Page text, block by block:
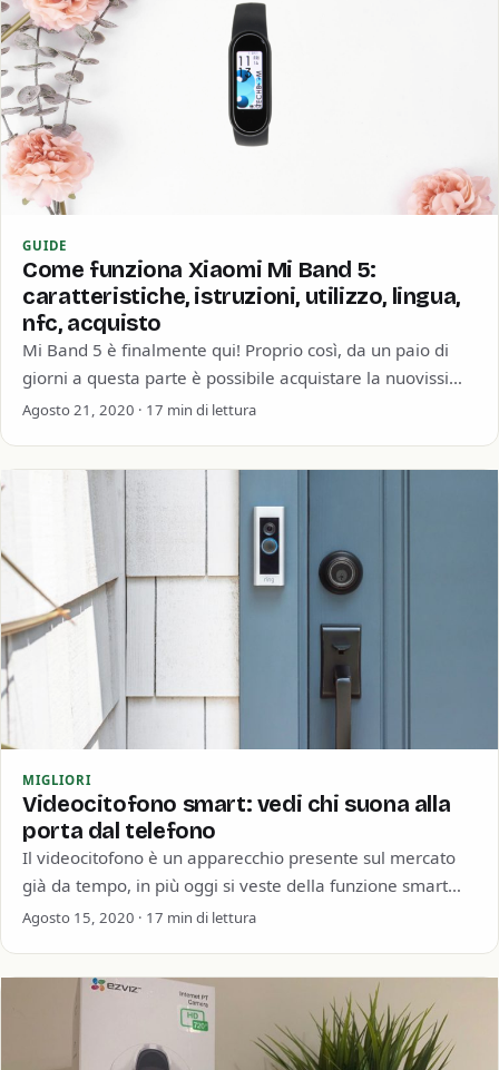
GUIDE
Come funziona Xiaomi Mi Band 5:
caratteristiche, istruzioni, utilizzo, lingua,
nfc, acquisto
Mi Band 5 è finalmente qui! Proprio così, da un paio di
giorni a questa parte è possibile acquistare la nuovissima
Xiaomi…
Agosto 21, 2020 · 17 min di lettura
MIGLIORI
Videocitofono smart: vedi chi suona alla
porta dal telefono
Il videocitofono è un apparecchio presente sul mercato
già da tempo, in più oggi si veste della funzione smart
che gli consente…
Agosto 15, 2020 · 17 min di lettura